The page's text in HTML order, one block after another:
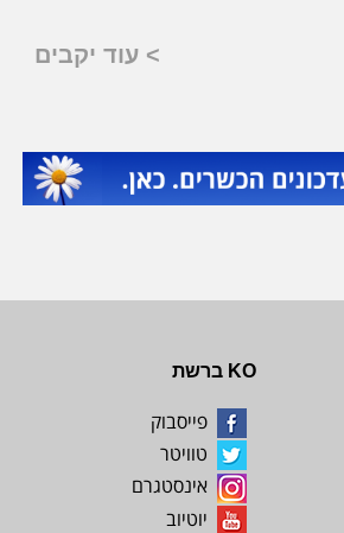
> עוד יקבים
KO ברשת
פייסבוק
טוויטר
אינסטגרם
יוטיוב